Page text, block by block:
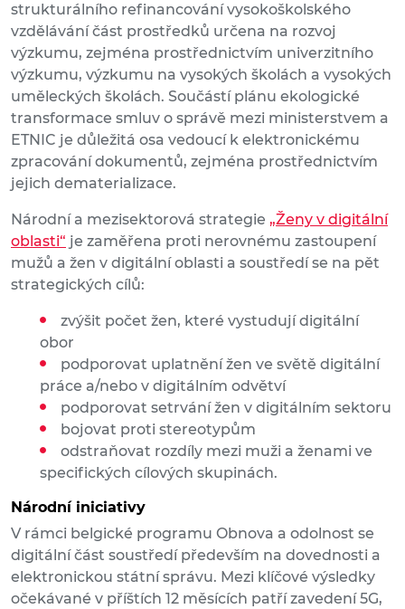
strukturálního refinancování vysokoškolského
vzdělávání část prostředků určena na rozvoj
výzkumu, zejména prostřednictvím univerzitního
výzkumu, výzkumu na vysokých školách a vysokých
uměleckých školách. Součástí plánu ekologické
transformace smluv o správě mezi ministerstvem a
ETNIC je důležitá osa vedoucí k elektronickému
zpracování dokumentů, zejména prostřednictvím
jejich dematerializace.
Národní a mezisektorová strategie „Ženy v digitální
oblasti“ je zaměřena proti nerovnému zastoupení
mužů a žen v digitální oblasti a soustředí se na pět
strategických cílů:
zvýšit počet žen, které vystudují digitální
obor
podporovat uplatnění žen ve světě digitální
práce a/nebo v digitálním odvětví
podporovat setrvání žen v digitálním sektoru
bojovat proti stereotypům
odstraňovat rozdíly mezi muži a ženami ve
specifických cílových skupinách.
Národní iniciativy
V rámci belgické programu Obnova a odolnost se
digitální část soustředí především na dovednosti a
elektronickou státní správu. Mezi klíčové výsledky
očekávané v příštích 12 měsících patří zavedení 5G,